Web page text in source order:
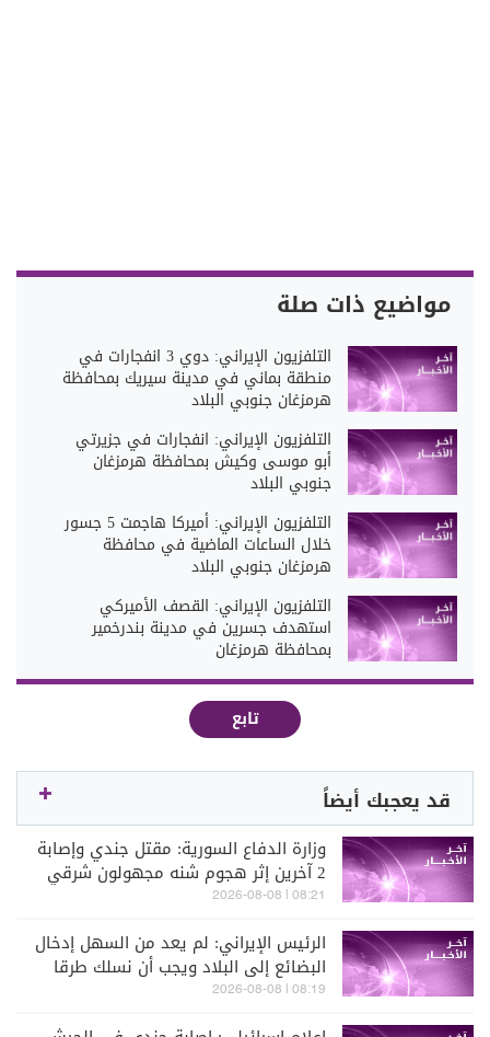
مواضيع ذات صلة
التلفزيون الإيراني: دوي 3 انفجارات في
منطقة بماني في مدينة سيريك بمحافظة
هرمزغان جنوبي البلاد
التلفزيون الإيراني: انفجارات في جزيرتي
أبو موسى وكيش بمحافظة هرمزغان
جنوبي البلاد
التلفزيون الإيراني: أميركا هاجمت 5 جسور
خلال الساعات الماضية في محافظة
هرمزغان جنوبي البلاد
التلفزيون الإيراني: القصف الأميركي
استهدف جسرين في مدينة بندرخمير
بمحافظة هرمزغان
تابع
قد يعجبك أيضاً
وزارة الدفاع السورية: مقتل جندي وإصابة
2 آخرين إثر هجوم شنه مجهولون شرقي
دير الزور
08:21 | 2026-08-08
الرئيس الإيراني: لم يعد من السهل إدخال
البضائع إلى البلاد ويجب أن نسلك طرقا
مختلفة لفعل ذلك
08:19 | 2026-08-08